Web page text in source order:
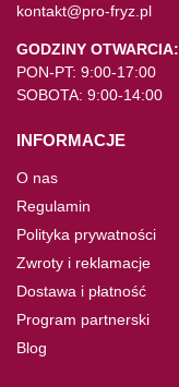
kontakt@pro-fryz.pl
GODZINY OTWARCIA:
PON-PT: 9:00-17:00
SOBOTA: 9:00-14:00
INFORMACJE
O nas
Regulamin
Polityka prywatności
Zwroty i reklamacje
Dostawa i płatność
Program partnerski
Blog